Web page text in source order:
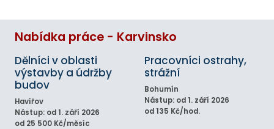
Nabídka práce - Karvinsko
Dělníci v oblasti
výstavby a údržby
budov
Havířov
Nástup: od 1. září 2026
od 25 500 Kč/měsíc
Pracovníci ostrahy,
strážní
Bohumín
Nástup: od 1. září 2026
od 135 Kč/hod.